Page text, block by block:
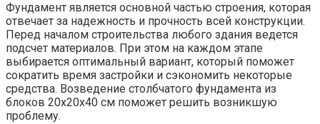
Фундамент является основной частью строения, которая
отвечает за надежность и прочность всей конструкции.
Перед началом строительства любого здания ведется
подсчет материалов. При этом на каждом этапе
выбирается оптимальный вариант, который поможет
сократить время застройки и сэкономить некоторые
средства. Возведение столбчатого фундамента из
блоков 20х20х40 см поможет решить возникшую
проблему.